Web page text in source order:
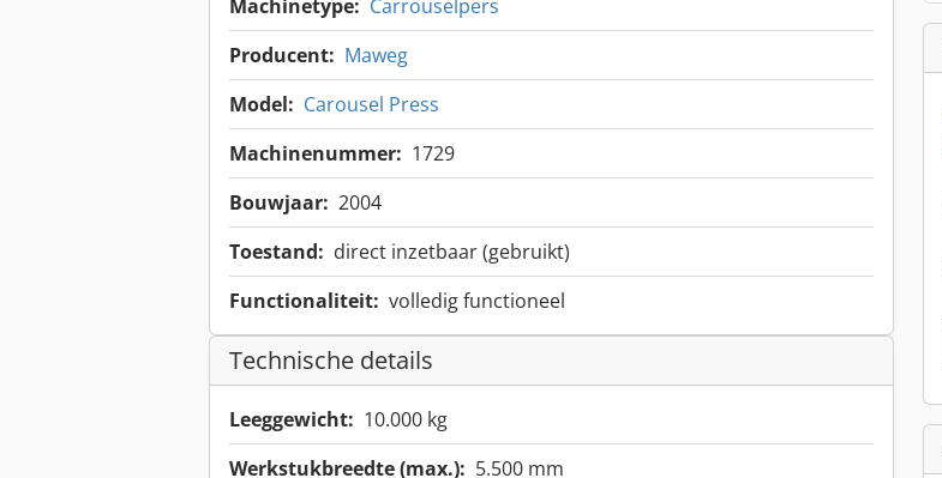
Machinetype: Carrouselpers
Producent: Maweg
Model: Carousel Press
Machinenummer: 1729
Bouwjaar: 2004
Toestand: direct inzetbaar (gebruikt)
Functionaliteit: volledig functioneel
Technische details
Leeggewicht: 10.000 kg
Werkstukbreedte (max.): 5.500 mm